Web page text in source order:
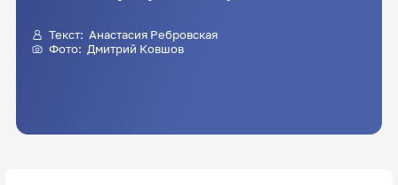
Текст: Анастасия Ребровская
Фото: Дмитрий Ковшов